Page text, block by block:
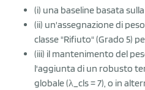
(i) una baseline basata
(ii) un'assegnazione di
classe "Rifiuto" (Grado 5)
(iii) il mantenimento del
l'aggiunta di un robusto
globale (λ_cls = 7), o in